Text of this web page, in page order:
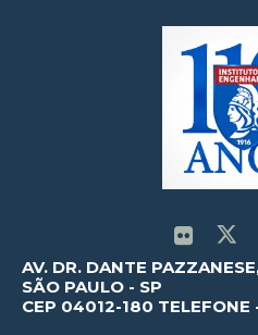
AV. DR. DANTE
SÃO PAULO - SP
CEP 04012-180